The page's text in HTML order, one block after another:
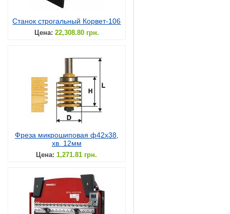
Станок строгальный Корвет-106
Цена: 22,308.80 грн.
Фреза микрошиповая ф42х38,
хв. 12мм
Цена: 1,271.81 грн.